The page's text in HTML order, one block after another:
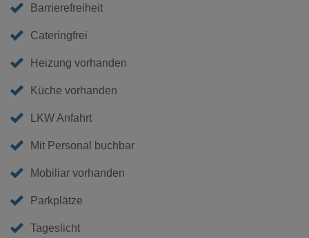
Barrierefreiheit
Cateringfrei
Heizung vorhanden
Küche vorhanden
LKW Anfahrt
Mit Personal buchbar
Mobiliar vorhanden
Parkplätze
Tageslicht